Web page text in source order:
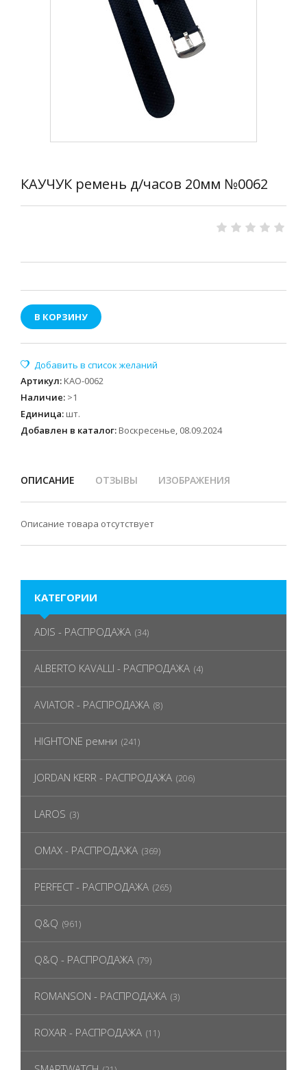
КАУЧУК ремень д/часов 20мм №0062
В КОРЗИНУ
Артикул: KAO-0062
Наличие: >1
Единица: шт.
Добавлен в каталог: Воскресенье, 08.09.2024
ОПИСАНИЕ ОТЗЫВЫ ИЗОБРАЖЕНИЯ
Описание товара отсутствует
КАТЕГОРИИ
ADIS - РАСПРОДАЖА (34)
ALBERTO KAVALLI - РАСПРОДАЖА (4)
AVIATOR - РАСПРОДАЖА (8)
HIGHTONE ремни (241)
JORDAN KERR - РАСПРОДАЖА (206)
LAROS (3)
OMAX - РАСПРОДАЖА (369)
PERFECT - РАСПРОДАЖА (265)
Q&Q (961)
Q&Q - РАСПРОДАЖА (79)
ROMANSON - РАСПРОДАЖА (3)
ROXAR - РАСПРОДАЖА (11)